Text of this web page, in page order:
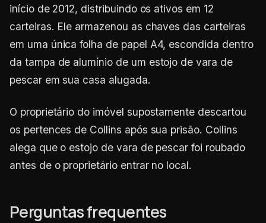
início de 2012, distribuindo os ativos em 12
carteiras. Ele armazenou as chaves das carteiras
em uma única folha de papel A4, escondida dentro
da tampa de alumínio de um estojo de vara de
pescar em sua casa alugada.
O proprietário do imóvel supostamente descartou
os pertences de Collins após sua prisão. Collins
alega que o estojo de vara de pescar foi roubado
antes de o proprietário entrar no local.
Perguntas frequentes